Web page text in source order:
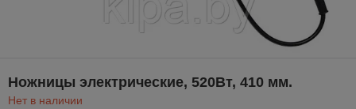
Ножницы электрические, 520Вт, 410 мм.
Нет в наличии